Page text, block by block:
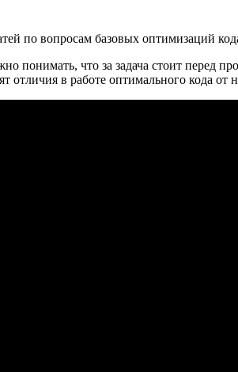
по вопросам базовых оптимизаций
понимать, что за задача стоит перед
отличия в работе оптимального кода от